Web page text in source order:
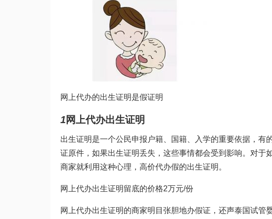
网上代办的出生证明是假证明
1 网上代办出生证明
出生证明是一个公民申报户籍、国籍、入学的重要依据，有
证原件，如果出生证明丢失，这些事情都会受到影响。对于
商家就利用这种心理，高价代办假的出生证明。
网上代办出生证明留底的价格2万元/份
网上代办出生证明的商家明目张胆地办假证，还声泰国试管